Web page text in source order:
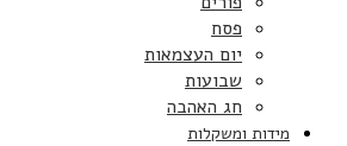
פסח
יום העצמאות
שבועות
חג האהבה
מידות ומשקלות